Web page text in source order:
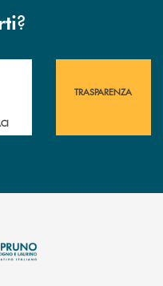
?
filiali&nbsp; di Banca
di assistenza immediata?
TRASPARENZA